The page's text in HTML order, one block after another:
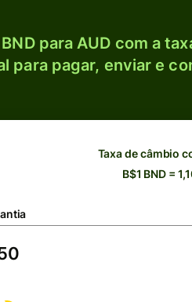
para AUD com a
para pagar, enviar e
Taxa de câmbio
B$1 BND =